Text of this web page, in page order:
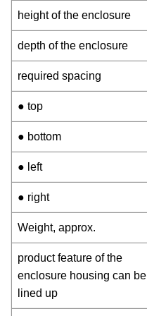
height of the enclosure
depth of the enclosure
required spacing
● top
● bottom
● left
● right
Weight, approx.
product feature of the
enclosure housing can be
lined up